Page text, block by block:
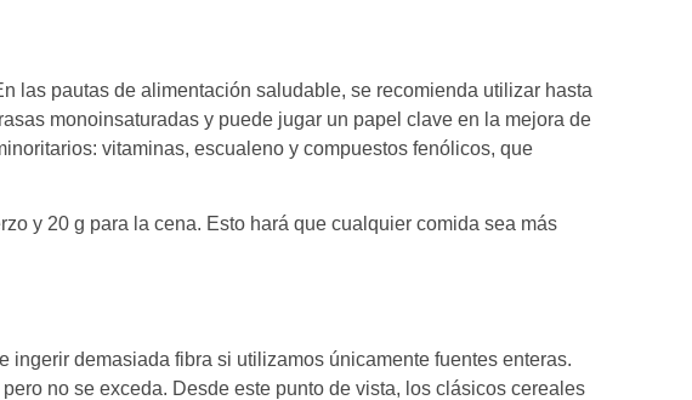
las pautas de alimentación saludable, se recomienda utilizar hasta
monoinsaturadas y puede jugar un papel clave en la mejora de
vitaminas, escualeno y compuestos fenólicos, que
y 20 g para la cena. Esto hará que cualquier comida sea más
demasiada fibra si utilizamos únicamente fuentes enteras.
no se exceda. Desde este punto de vista, los clásicos cereales